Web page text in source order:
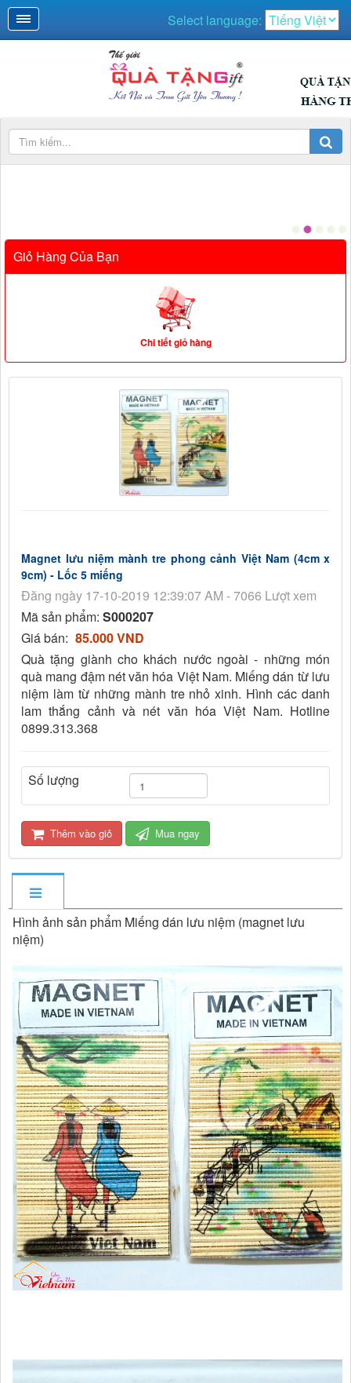
Select language:
Giỏ Hàng Của Bạn
Chi tiết giỏ hàng
Magnet lưu niệm mành tre phong cảnh Việt Nam (4cm x
9cm) - Lốc 5 miếng
Đăng ngày 17-10-2019 12:39:07 AM - 7066 Lượt xem
Mã sản phẩm: S000207
Giá bán: 85.000 VND
Quà tặng giành cho khách nước ngoài - những món
quà mang đậm nét văn hóa Việt Nam. Miếng dán từ lưu
niệm làm từ những mành tre nhỏ xinh. Hình các danh
lam thắng cảnh và nét văn hóa Việt Nam. Hotline
0899.313.368
Số lượng
Thêm vào giỏ Mua ngay
Hình ảnh sản phẩm Miếng dán lưu niệm (magnet lưu
niệm)